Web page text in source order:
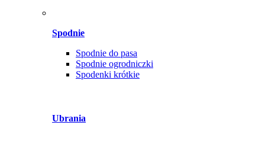
Spodnie
Spodnie do pasa
Spodnie ogrodniczki
Spodenki krótkie
Ubrania